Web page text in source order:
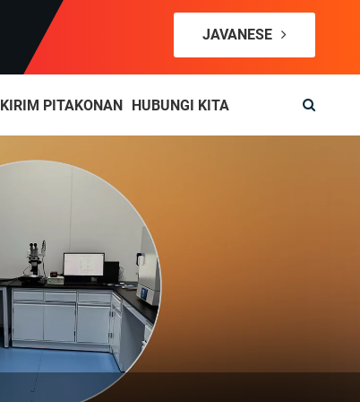
JAVANESE
KIRIM PITAKONAN HUBUNGI KITA